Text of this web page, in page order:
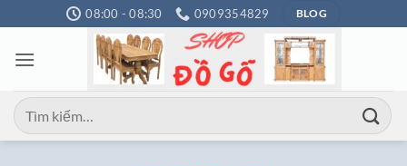
qua
nội
08:00 - 08:30 0909354829 BLOG
Tìm
kiếm: